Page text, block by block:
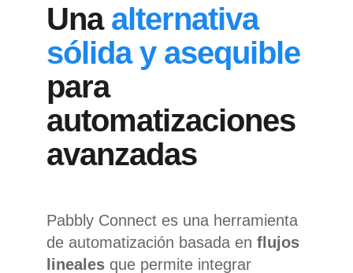
Una alternativa
sólida y asequible
para
automatizaciones
avanzadas
Pabbly Connect es una herramienta
de automatización basada en flujos
lineales que permite integrar